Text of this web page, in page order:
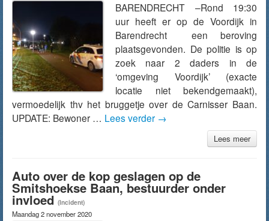
BARENDRECHT –Rond 19:30
uur heeft er op de Voordijk in
Barendrecht een beroving
plaatsgevonden. De politie is op
zoek naar 2 daders in de
‘omgeving Voordijk’ (exacte
locatie niet bekendgemaakt),
vermoedelijk thv het bruggetje over de Carnisser Baan.
UPDATE: Bewoner … Lees verder →
Lees meer
Auto over de kop geslagen op de
Smitshoekse Baan, bestuurder onder
invloed (Incident)
Maandag 2 november 2020